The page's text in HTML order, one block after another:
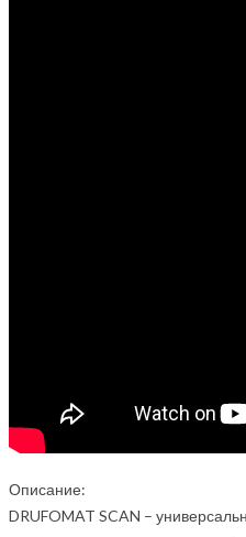
Описание:
DRUFOMAT SCAN –